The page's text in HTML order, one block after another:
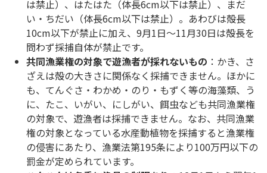
は禁止）、はたはた（体長6cm以下は禁止）、まだ
い・ちだい（体長6cm以下は禁止）。あわびは殻長
10cm以下が禁止に加え、9月1日〜11月30日は殻長を
問わず採捕自体が禁止です。
共同漁業権の対象で遊漁者が採れないもの ：かき、さ
ざえは殻の大きさに関係なく採捕できません。ほかに
も、てんぐさ・わかめ・のり・もずく等の海藻類、う
に、たこ、いがい、にしがい、餌虫なども共同漁業権
の対象で、遊漁者は採捕できません。なお、共同漁業
権の対象となっている水産動植物を採捕すると漁業権
の侵害にあたり、漁業法第195条により100万円以下の
罰金が定められています。